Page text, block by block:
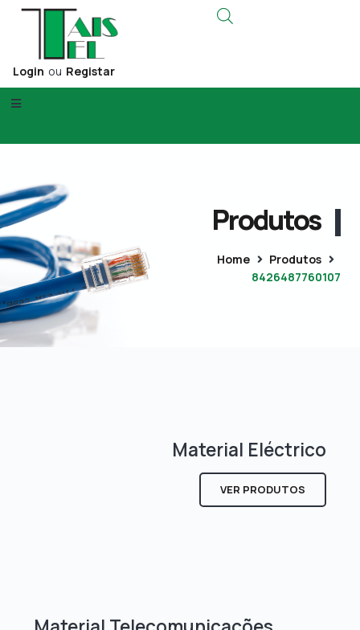
Login ou Registar
Produtos
Home
Produtos
8426487760107
Material Eléctrico
VER PRODUTOS